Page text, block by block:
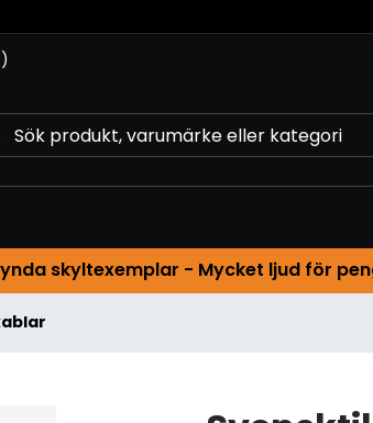
skyltexemplar - Mycket ljud för